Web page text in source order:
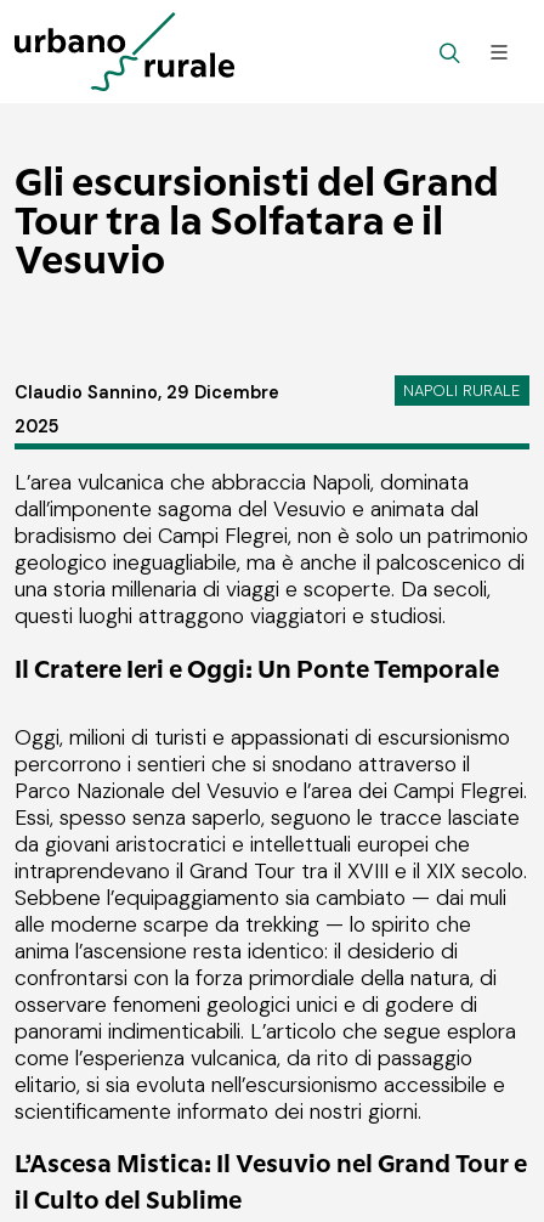
Gli escursionisti del Grand
Tour tra la Solfatara e il
Vesuvio
Claudio Sannino, 29 Dicembre
2025
NAPOLI RURALE
L’area vulcanica che abbraccia Napoli, dominata
dall’imponente sagoma del Vesuvio e animata dal
bradisismo dei Campi Flegrei, non è solo un patrimonio
geologico ineguagliabile, ma è anche il palcoscenico di
una storia millenaria di viaggi e scoperte. Da secoli,
questi luoghi attraggono viaggiatori e studiosi.
Il Cratere Ieri e Oggi: Un Ponte Temporale
Oggi, milioni di turisti e appassionati di escursionismo
percorrono i sentieri che si snodano attraverso il
Parco Nazionale del Vesuvio e l’area dei Campi Flegrei.
Essi, spesso senza saperlo, seguono le tracce lasciate
da giovani aristocratici e intellettuali europei che
intraprendevano il Grand Tour tra il XVIII e il XIX secolo.
Sebbene l’equipaggiamento sia cambiato — dai muli
alle moderne scarpe da trekking — lo spirito che
anima l’ascensione resta identico: il desiderio di
confrontarsi con la forza primordiale della natura, di
osservare fenomeni geologici unici e di godere di
panorami indimenticabili. L’articolo che segue esplora
come l’esperienza vulcanica, da rito di passaggio
elitario, si sia evoluta nell’escursionismo accessibile e
scientificamente informato dei nostri giorni.
L’Ascesa Mistica: Il Vesuvio nel Grand Tour e
il Culto del Sublime